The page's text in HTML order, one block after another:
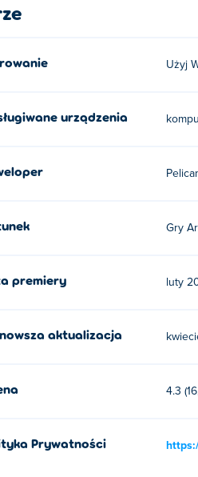
Użyj
urządzenia
Gry
premiery luty
aktualizacja
4.3
Prywatności